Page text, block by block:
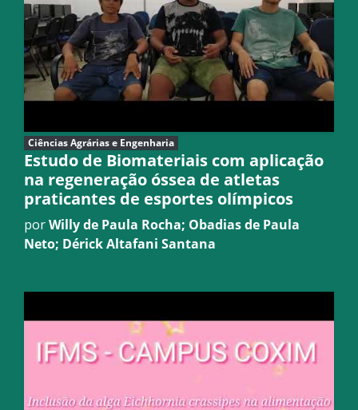
Ciências Agrárias e Engenharia
Estudo de Biomateriais com aplicação
na regeneração óssea de atletas
praticantes de esportes olímpicos
porWilly de Paula Rocha; Obadias de Paula
Neto; Dérick Altafani Santana